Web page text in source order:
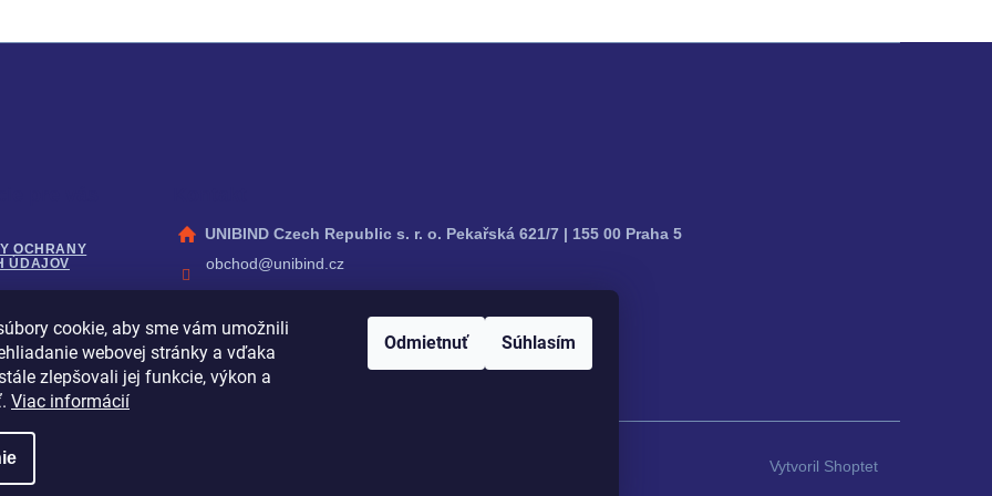
cookie, aby sme vám umožnili
webovej stránky a vďaka
zlepšovali jej funkcie, výkon a
Viac informácií
Odmietnuť Súhlasím
OCHRANY
ÚDAJOV
PODMIENKY
UNIBIND Czech Republic s. r. o. Pekařská 621/7 | 155 00 Praha 5
obchod@unibind.cz
+420 273 134 190
Facebook
peleman_cz
YouTube
Vytvoril Shoptet